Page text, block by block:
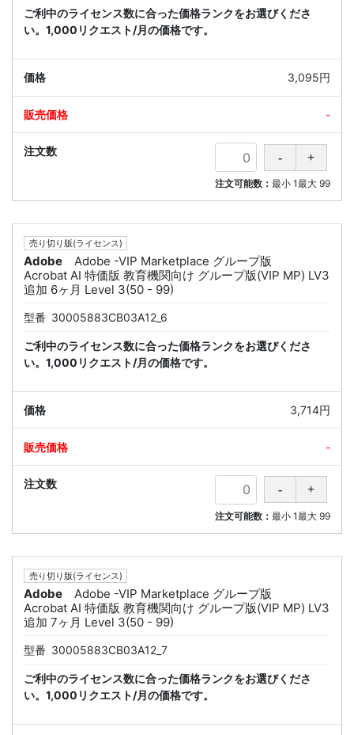
ご利中のライセンス数に合った価格ランクをお選びくださ
い。1,000リクエスト/月の価格です。
3,095円
-
注文可能数： 最小 1最大 99
売り切り版(ライセンス)
Adobe
Adobe -VIP Marketplace グループ版
Acrobat AI 特価版 教育機関向け グループ版(VIP MP) LV3
追加 6ヶ月 Level 3(50 - 99)
型番 30005883CB03A12_6
ご利中のライセンス数に合った価格ランクをお選びくださ
い。1,000リクエスト/月の価格です。
3,714円
-
注文可能数： 最小 1最大 99
売り切り版(ライセンス)
Adobe
Adobe -VIP Marketplace グループ版
Acrobat AI 特価版 教育機関向け グループ版(VIP MP) LV3
追加 7ヶ月 Level 3(50 - 99)
型番 30005883CB03A12_7
ご利中のライセンス数に合った価格ランクをお選びくださ
い。1,000リクエスト/月の価格です。